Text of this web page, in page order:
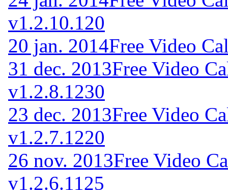
v1.2.10.120
20 jan. 2014Free Video
31 dec. 2013Free Video
v1.2.8.1230
23 dec. 2013Free Video
v1.2.7.1220
26 nov. 2013Free Video
v1.2.6.1125